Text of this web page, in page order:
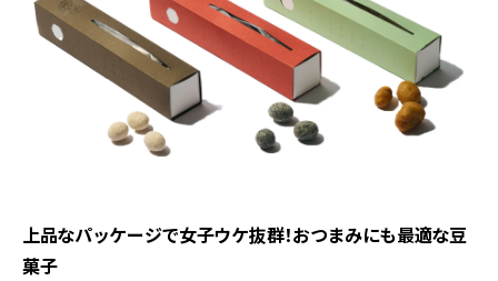
上品なパッケージで女子ウケ抜群！おつまみにも最適な豆
菓子